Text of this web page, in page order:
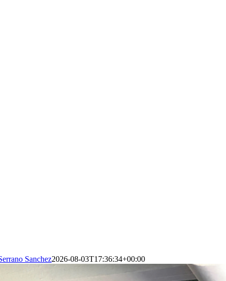
Sanchez2026-08-03T17:36:34+00:00